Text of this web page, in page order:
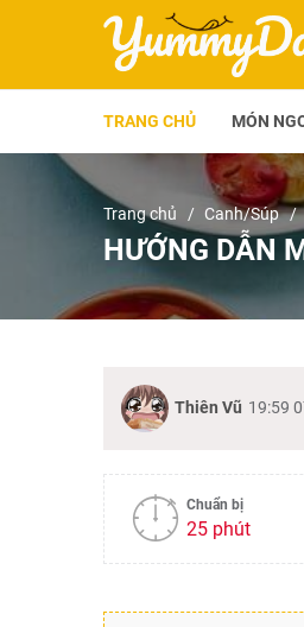
TRANG CHỦ MÓN
Trang chủ Canh/Súp
HƯỚNG DẪN
Thiên Vũ 19:59
Chuẩn bị
25 phút